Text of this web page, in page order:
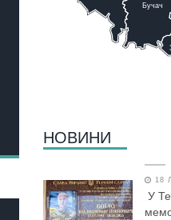
Бучач
НОВИНИ
18
У